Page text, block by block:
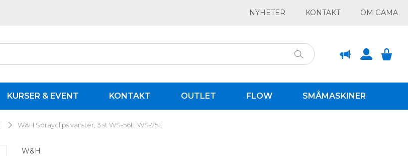
NYHETER KONTAKT OM GAMA
KURSER & EVENT KONTAKT OUTLET FLOW SMÅMASKINER
W&H Sprayclips vänster, 3 st WS-56L, WS-75L
W&H